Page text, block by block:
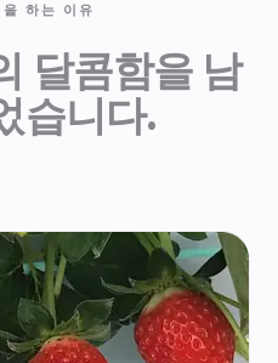
하는 이유
달콤함을 남
습니다.